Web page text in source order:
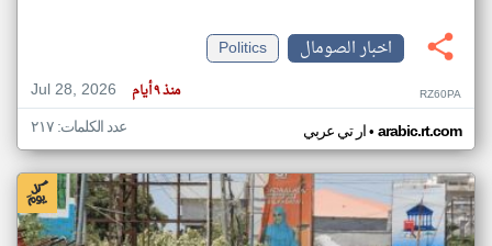
اخبار الصومال
Politics
Jul 28, 2026
منذ ٩ أيام RZ60PA
ار تي عربي• arabic.rt.com عدد الكلمات: ٢١٧